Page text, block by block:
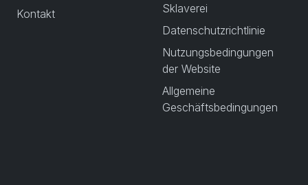
Kontakt
Sklaverei
Datenschutzrichtlinie
Nutzungsbedingungen
der Website
Allgemeine
Geschäftsbedingungen